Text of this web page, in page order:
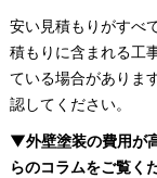
安い見積もりがすべ
積もりに含まれる工
ている場合がありま
認してください。
▼外壁塗装の費用が
らのコラムをご覧く